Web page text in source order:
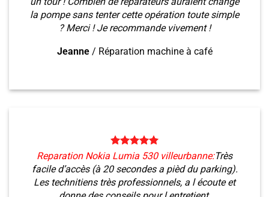
la pompe sans tenter cette opération toute simple
? Merci ! Je recommande vivement !
Jeanne / Réparation machine à café
Reparation Nokia Lumia 530 villeurbanne:Très
facile d’accès (à 20 secondes a pièd du parking).
Les technitiens très professionnels, a l écoute et